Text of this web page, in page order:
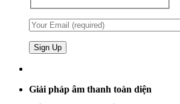
Giải pháp âm thanh toàn diện